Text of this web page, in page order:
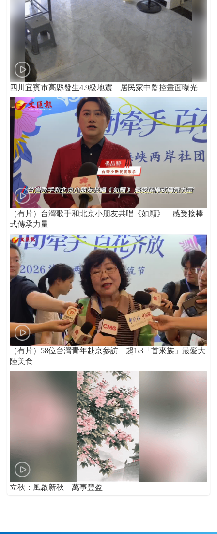
四川宜賓市高縣發生4.9級地震 居民家中監控畫面曝光
（有片）台灣歌手和北京小朋友共唱《如願》 感受接棒
式傳承力量
（有片）58位台灣青年赴京參訪 超1/3「首來族」最愛大
陸美食
立秋：風啟新秋 萬事豐盈